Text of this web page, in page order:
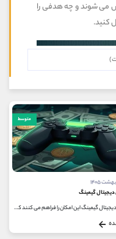
می شوند و چه هدفی را
کنید.
متوسط
دیجیتال گیمینگ
ارزهای دیجیتال گیمینگ این امکان را فراهم می ‌کنند که تجربه بازی فقط سرگرمی نباشد، بلکه به خلق داستان ‌های تعاملی و جهان‌...
021-22021030
90001030
@alireza.mehrabii
@alirezamehrabi_com